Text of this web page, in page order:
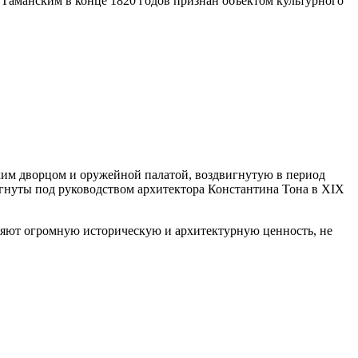
дворцом и оружейной палатой, воздвигнутую в период
под руководством архитектора Константина Тона в ХIX
огромную историческую и архитектурную ценность, не